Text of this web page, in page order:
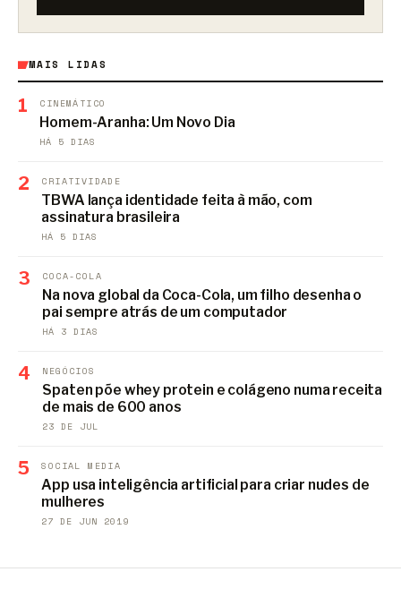
MAIS LIDAS
1 CINEMÁTICO
Homem-Aranha: Um Novo Dia
HÁ 5 DIAS
2 CRIATIVIDADE
TBWA lança identidade feita à mão, com
assinatura brasileira
HÁ 5 DIAS
3 COCA-COLA
Na nova global da Coca-Cola, um filho desenha o
pai sempre atrás de um computador
HÁ 3 DIAS
4 NEGÓCIOS
Spaten põe whey protein e colágeno numa receita
de mais de 600 anos
23 DE JUL
5 SOCIAL MEDIA
App usa inteligência artificial para criar nudes de
mulheres
27 DE JUN 2019